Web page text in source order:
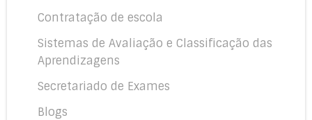
Contratação de escola
Sistemas de Avaliação e Classificação das
Aprendizagens
Secretariado de Exames
Blogs